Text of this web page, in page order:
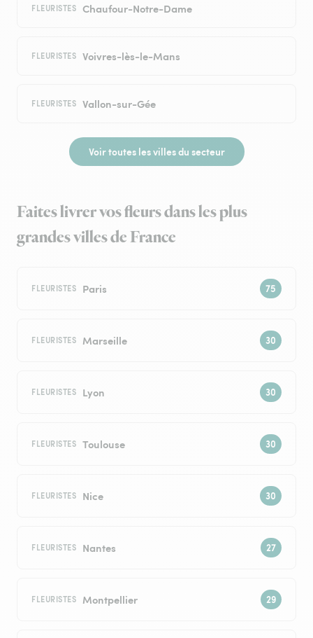
FLEURISTES Chaufour-Notre-Dame
FLEURISTES Voivres-lès-le-Mans
FLEURISTES Vallon-sur-Gée
Voir toutes les villes du secteur
Faites livrer vos fleurs dans les plus
grandes villes de France
FLEURISTES Paris
FLEURISTES Marseille
FLEURISTES Lyon
FLEURISTES Toulouse
FLEURISTES Nice
FLEURISTES Nantes
FLEURISTES Montpellier